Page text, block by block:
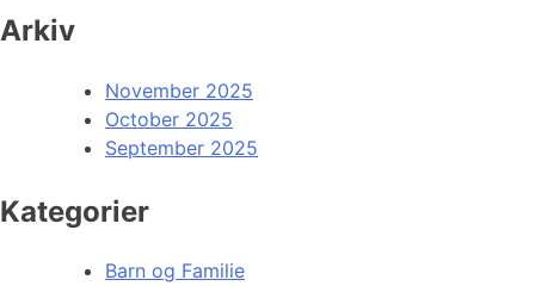
Arkiv
November 2025
October 2025
September 2025
Kategorier
Barn og Familie